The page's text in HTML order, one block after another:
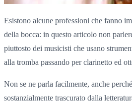
Esistono alcune professioni che fanno
della bocca: in questo articolo non
piuttosto dei musicisti che usano
alla tromba passando per clarinetto ed
Non se ne parla facilmente, anche
sostanzialmente trascurato dalla